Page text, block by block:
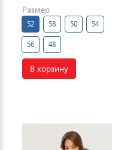
Размер
52 58 50 54
56 48
В корзину